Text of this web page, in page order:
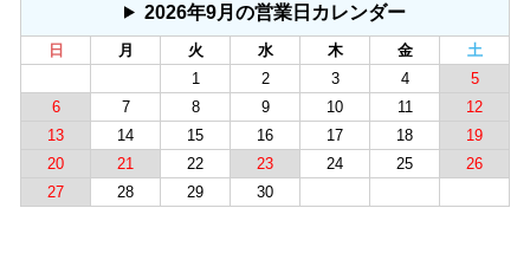
2026年9月の営業日カレンダー
日 月 火 水 木 金
土
1
2 3 4
5
6
7 8 9 10 11
12
13
14 15 16 17 18
19
20
21 22 23 24 25
26
27
28 29 30